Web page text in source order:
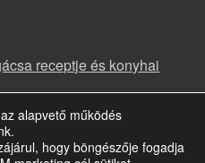
receptje és konyhai
praktikái2026.07.13.
a szemünk
alapvető működés
hogy böngészője fogadja